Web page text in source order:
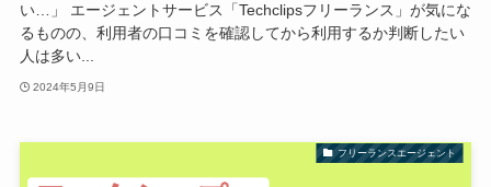
い…」 エージェントサービス「Techclipsフリーランス」が気にな
るものの、利用者の口コミを確認してから利用するか判断したい
人は多い...
2024年5月9日
フリーランスエージェント